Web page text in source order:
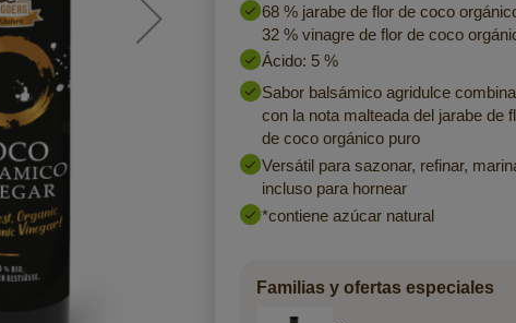
68 % jarabe de flor de coco
32 % vinagre de flor de coco
Ácido: 5 %
Sabor balsámico agridulce
con la nota malteada del jarabe de
de coco orgánico puro
Versátil para sazonar, refinar,
incluso para hornear
*contiene azúcar natural
Familias y ofertas especiales